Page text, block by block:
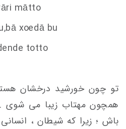
mātto
xoedā bu
totto
تو چون خورشید درخشان
همچون مهتاب زیبا می شوی
باش ؛ زیرا که شیطان ،